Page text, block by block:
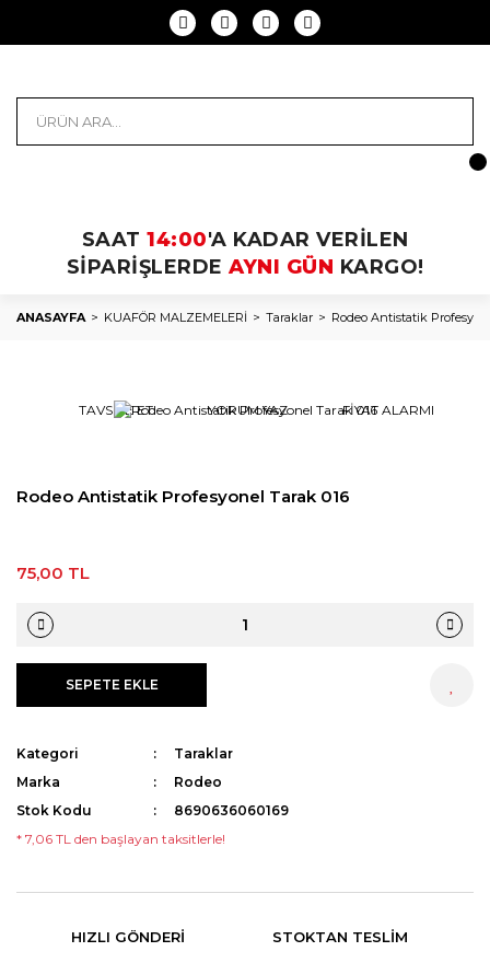
SAAT 14:00'A KADAR VERİLEN
SİPARİŞLERDE AYNI GÜN KARGO!
ANASAYFA KUAFÖR MALZEMELERİ Taraklar Rodeo Antistatik
TAVSİYE ET YORUM YAZ FİYAT ALARMI
Rodeo Antistatik Profesyonel Tarak 016
75,00 TL
SEPETE EKLE
Kategori
Taraklar
Marka
Rodeo
Stok Kodu
8690636060169
* 7,06 TL den başlayan taksitlerle!
HIZLI GÖNDERI STOKTAN TESLIM